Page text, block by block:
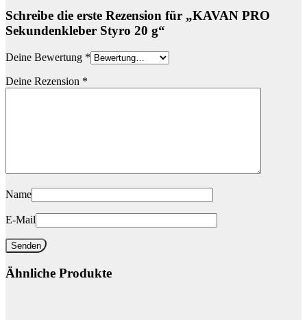
Schreibe die erste Rezension für „KAVAN PRO
Sekundenkleber Styro 20 g“
Deine Bewertung *
Deine Rezension *
Name
E-Mail
Ähnliche Produkte